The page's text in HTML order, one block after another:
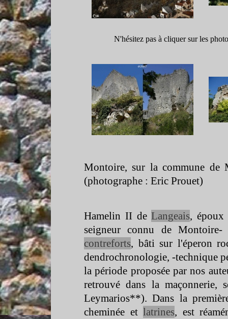
N'hésitez pas à cliquer sur les
Montoire, sur la commune de
(photographe : Eric Prouet)
Hamelin II deLangeais, époux
seigneur connu de Montoire-
contreforts, bâti sur l'éperon
dendrochronologie, -technique
la période proposée par nos
retrouvé dans la
Leymarios**). Dans la
cheminée et latrines, est